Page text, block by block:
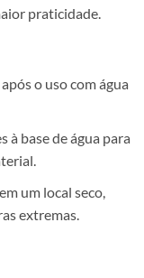
praticidade.
o uso com água
base de água para
um local seco,
extremas.